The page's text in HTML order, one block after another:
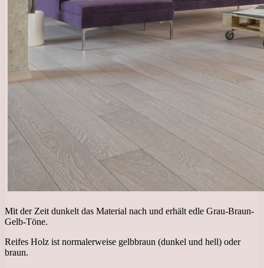
Mit der Zeit dunkelt das Material nach und erhält edle Grau-Braun-
Gelb-Töne.
Reifes Holz ist normalerweise gelbbraun (dunkel und hell) oder
braun.